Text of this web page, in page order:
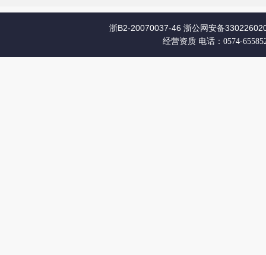
浙B2-20070037-46 浙公网安备
经营资质 电话：0574-